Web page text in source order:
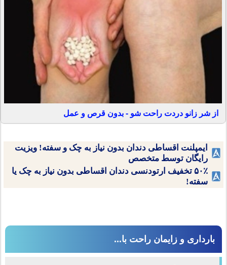
از شر زانو دردت راحت شو - بدون قرص و عمل
ایمپلنت اقساطی دندان بدون نیاز به چک و سفته! ویزیت
رایگان توسط متخصص
۵۰٪ تخفیف ارتودنسی دندان اقساطی بدون نیاز به چک یا
سفته!
بارداری و زایمان راحت با...